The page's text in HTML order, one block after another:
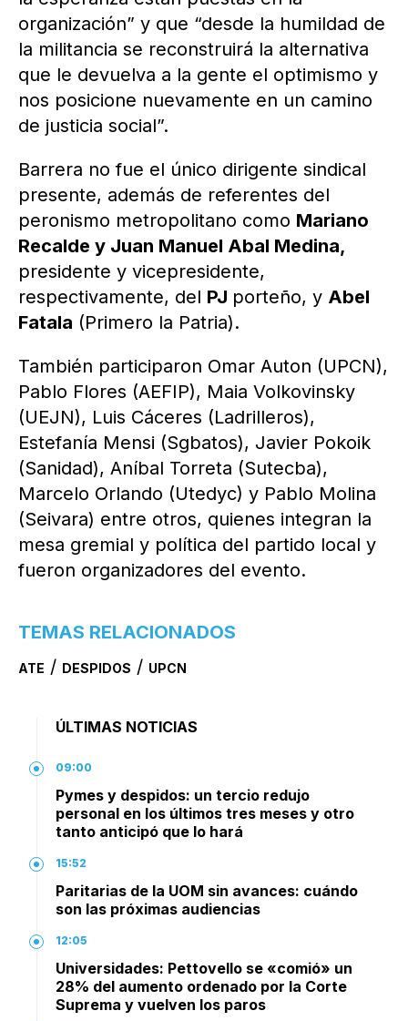
organización” y que “desde la humildad de
la militancia se reconstruirá la alternativa
que le devuelva a la gente el optimismo y
nos posicione nuevamente en un camino
de justicia social”.
Barrera no fue el único dirigente sindical
presente, además de referentes del
peronismo metropolitano como Mariano
Recalde y Juan Manuel Abal Medina,
presidente y vicepresidente,
respectivamente, del PJ porteño, y Abel
Fatala (Primero la Patria).
También participaron Omar Auton (UPCN),
Pablo Flores (AEFIP), Maia Volkovinsky
(UEJN), Luis Cáceres (Ladrilleros),
Estefanía Mensi (Sgbatos), Javier Pokoik
(Sanidad), Aníbal Torreta (Sutecba),
Marcelo Orlando (Utedyc) y Pablo Molina
(Seivara) entre otros, quienes integran la
mesa gremial y política del partido local y
fueron organizadores del evento.
TEMAS RELACIONADOS
ATE / DESPIDOS / UPCN
ÚLTIMAS NOTICIAS
09:00
Pymes y despidos: un tercio redujo
personal en los últimos tres meses y otro
tanto anticipó que lo hará
15:52
Paritarias de la UOM sin avances: cuándo
son las próximas audiencias
12:05
Universidades: Pettovello se «comió» un
28% del aumento ordenado por la Corte
Suprema y vuelven los paros